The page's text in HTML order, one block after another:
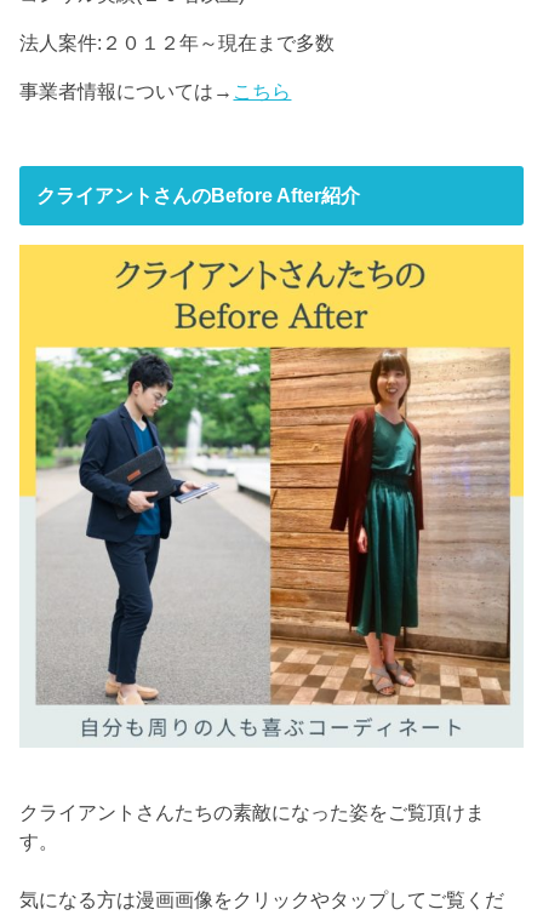
法人案件:２０１２年～現在まで多数
事業者情報については→ こちら
クライアントさんのBefore After紹介
クライアントさんたちの素敵になった姿をご覧頂けま
す。
気になる方は漫画画像をクリックやタップしてご覧くだ